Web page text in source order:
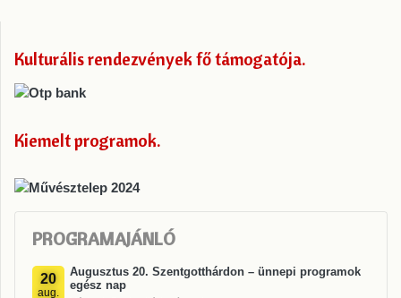
Kulturális rendezvények fő támogatója
Kiemelt programok
PROGRAMAJÁNLÓ
20
aug.
Augusztus 20. Szentgotthárdon – ünnepi programok
egész nap